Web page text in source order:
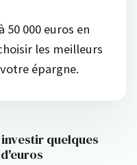
50 000 euros en
les meilleurs
épargne.
quelques